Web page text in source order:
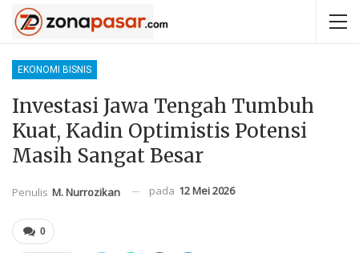
EKONOMI BISNIS
Investasi Jawa Tengah Tumbuh
Kuat, Kadin Optimistis Potensi
Masih Sangat Besar
Penulis M. Nurrozikan pada 12 Mei 2026
0